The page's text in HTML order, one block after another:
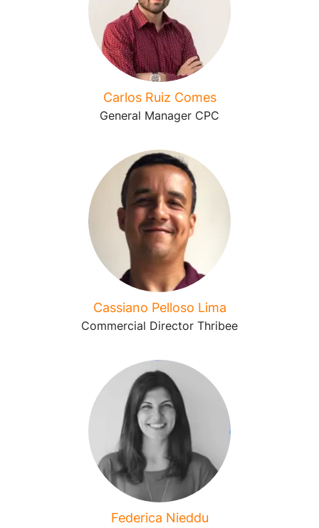
Carlos Ruiz Comes
General Manager CPC
Cassiano Pelloso Lima
Commercial Director Thribee
Federica Nieddu